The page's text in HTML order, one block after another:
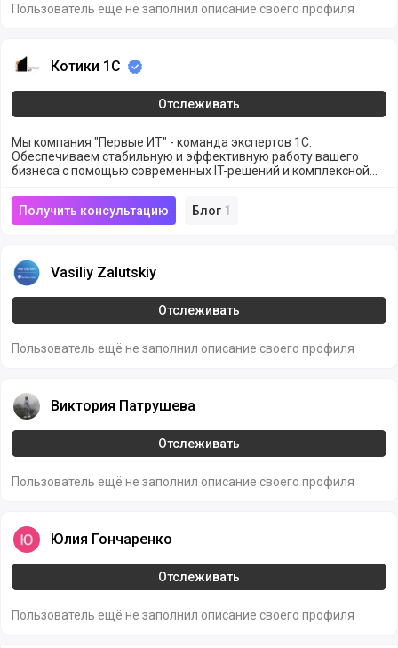
Пользователь ещё не заполнил описание своего профиля
Котики 1СКотики 1С
Отслеживать
Мы компания "Первые ИТ" - команда экспертов 1С.
Обеспечиваем стабильную и эффективную работу вашего
бизнеса с помощью современных IT-решений и комплексной
Получить консультацию
Блог 1
Vasiliy Zalutskiy
Vasiliy Zalutskiy
Отслеживать
Пользователь ещё не заполнил описание своего профиля
Виктория Патрушева
Виктория Патрушева
Отслеживать
Пользователь ещё не заполнил описание своего профиля
Юлия Гончаренко
Юлия Гончаренко
Отслеживать
Пользователь ещё не заполнил описание своего профиля